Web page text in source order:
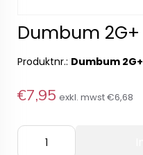
Dumbum 2G+
Produktnr.: Dumbum 2G+
€7,95 exkl. mwst€6,68